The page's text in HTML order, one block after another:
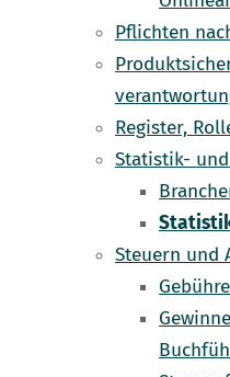
Pflichten
Register,
Statistik-
Steuern und